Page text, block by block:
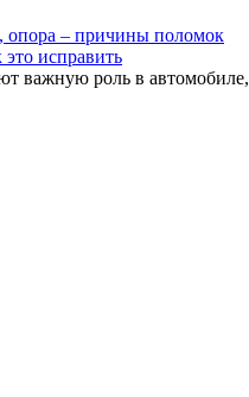
– причины поломок
это исправить
важную роль в автомобиле,